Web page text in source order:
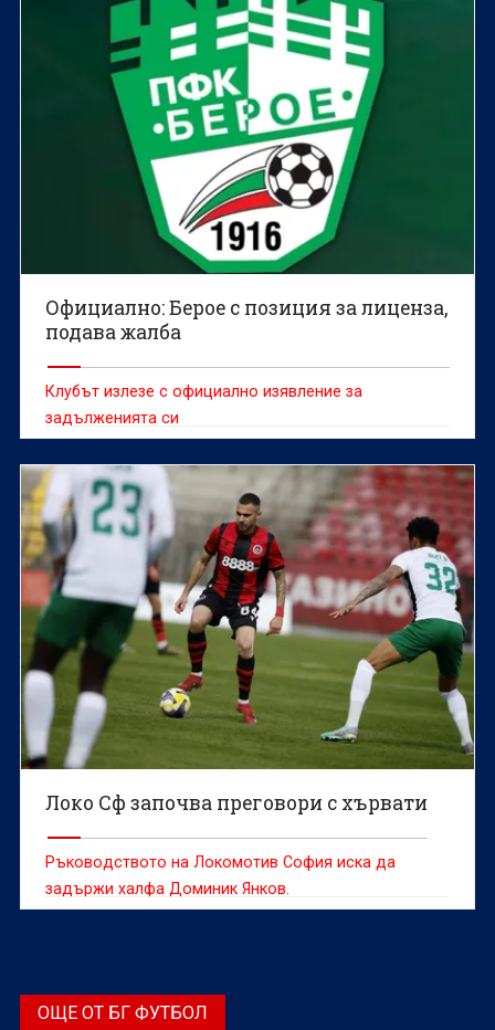
Официално: Берое с позиция за лиценза,
подава жалба
Клубът излезе с официално изявление за
задълженията си
Локо Сф започва преговори с хървати
Ръководството на Локомотив София иска да
задържи халфа Доминик Янков.
ОЩЕ ОТ БГ ФУТБОЛ